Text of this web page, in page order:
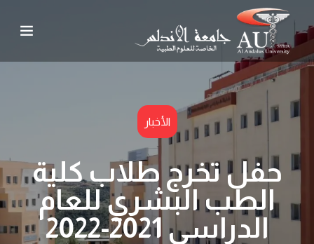
الأخبار
حفل تخرج طلاب كلية
الطب البشري للعام
الدراسي 2021-2022